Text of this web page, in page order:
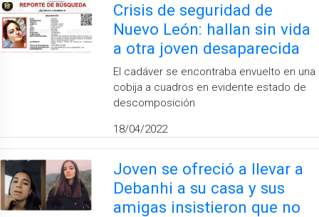
Crisis de seguridad de
Nuevo León: hallan sin vida
a otra joven desaparecida
El cadáver se encontraba envuelto en una
cobija a cuadros en evidente estado de
descomposición
18/04/2022
Joven se ofreció a llevar a
Debanhi a su casa y sus
amigas insistieron que no